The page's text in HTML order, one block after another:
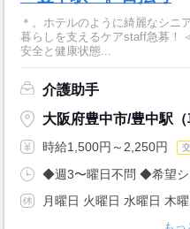
＊。ホテルのように綺麗なシニ
暮らしを支えるケアstaff急募！ ≪シゴト内容≫ ◆見守り ⇒入居者の
安全と健康状態...
介護助手
大阪府豊中市/豊中駅（
時給1,500円～2,250円
◆週3〜曜日不問 ◆希望シ
月曜日 火曜日 水曜日 木